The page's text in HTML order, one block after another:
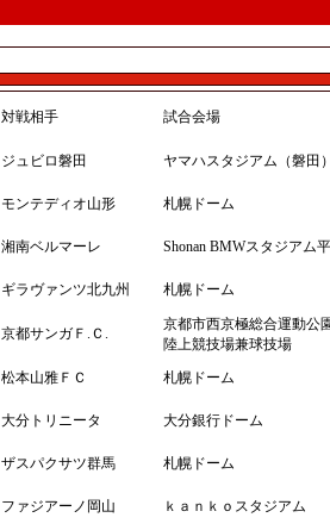
対戦相手 試合会場
ジュビロ磐田 ヤマハスタジアム（磐田
モンテディオ山形 札幌ドーム
湘南ベルマーレ Shonan BMWスタジアム
ギラヴァンツ北九州 札幌ドーム
京都サンガＦ.Ｃ.
京都市西京極総合運動公
陸上競技場兼球技場
松本山雅ＦＣ 札幌ドーム
大分トリニータ 大分銀行ドーム
ザスパクサツ群馬 札幌ドーム
ファジアーノ岡山 ｋａｎｋｏスタジアム